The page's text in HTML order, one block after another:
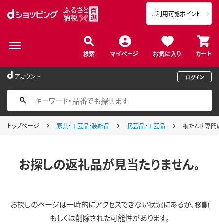
検索 マイページ お気に入り カート
ご利用可能ポイント
アカウント ログイン
トップページ 家具・工芸品・装飾品 民芸品・工芸品 桐たんす専門
お探しの返礼品が見当たりません。
お探しのページは一時的にアクセスできない状況にあるか、移動
もしくは削除された可能性があります。